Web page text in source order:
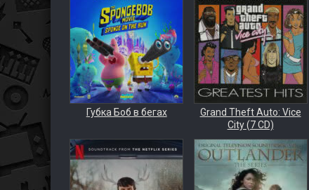
Губка Боб в бегах
Grand Theft Auto: Vice
City (7 CD)